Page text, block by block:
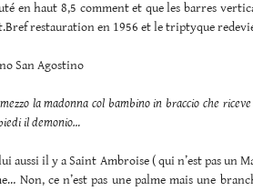
en haut 8,5 comment et que les barres
restauration en 1956 et le triptyque
San Agostino
la madonna col bambino in braccio che
il demonio…
aussi il y a Saint Ambroise ( qui n’est pas un
Non, ce n’est pas une palme mais une